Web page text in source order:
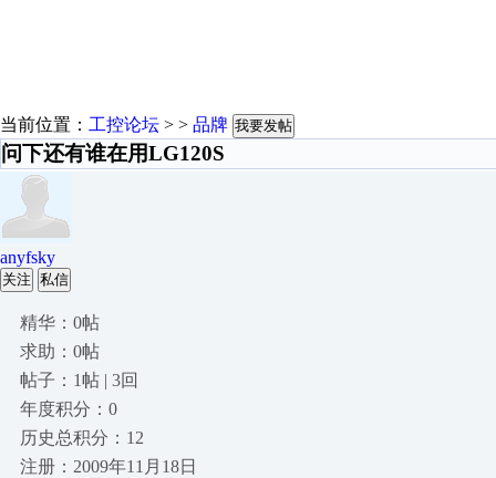
当前位置： 工控论坛 > > 品牌 我要发帖
问下还有谁在用LG120S
anyfsky
关注 私信
精华：0帖
求助：0帖
帖子：1帖 | 3回
年度积分：0
历史总积分：12
注册：2009年11月18日